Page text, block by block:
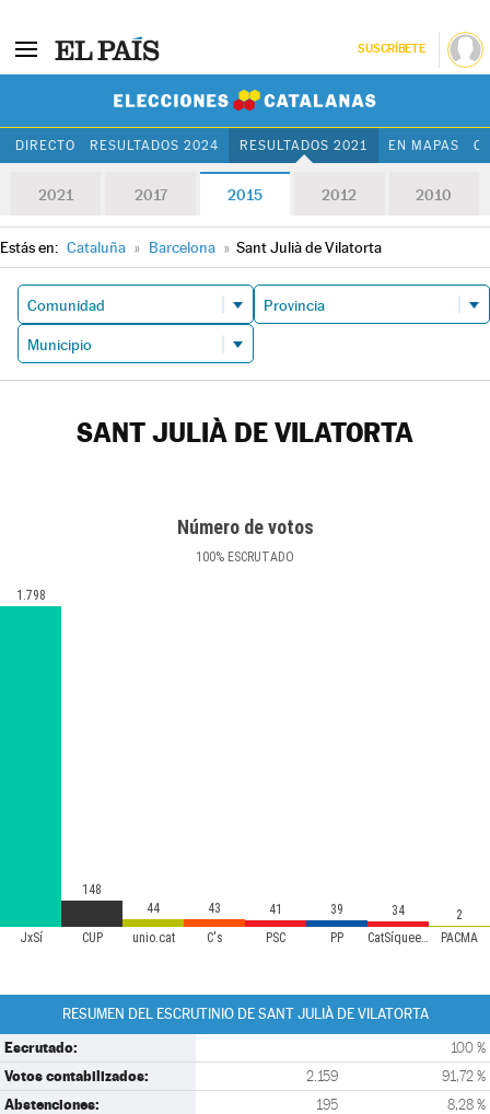
SUSCRÍBETE
DIRECTO RESULTADOS 2024 RESULTADOS 2021 EN MAPAS
2021 2017 2015 2012 2010
Estás en: Cataluña » Barcelona » Sant Julià de Vilatorta
SANT JULIÀ DE VILATORTA
Número de votos
100% ESCRUTADO
JxSí CUP unio.cat C's PSC PP CatSíqueesPot PACMA
1.798
148
44
43 41 39 34 2
RESUMEN DEL ESCRUTINIO DE SANT JULIÀ DE VILATORTA
Escrutado: 100 %
Votos contabilizados: 2.159 91,72 %
Abstenciones: 195 8,28 %